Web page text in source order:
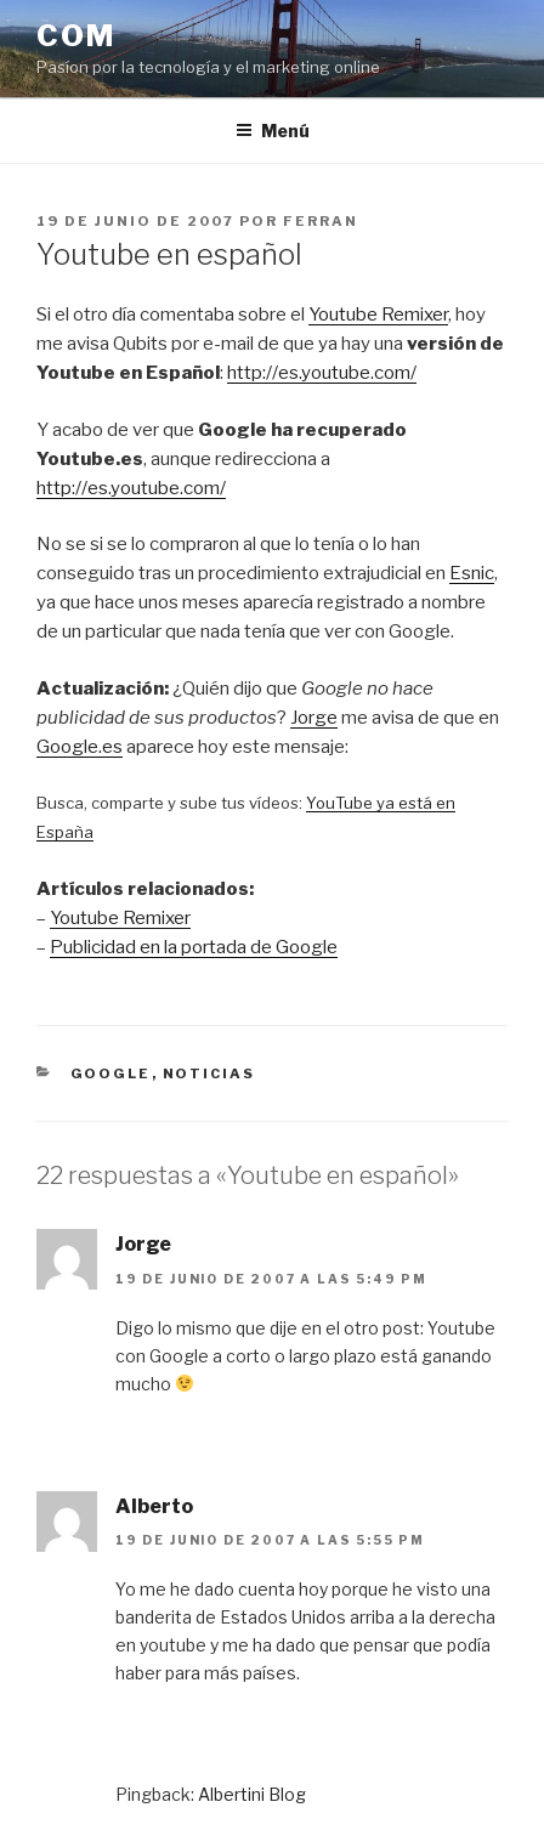
al
contenido
COM
Pasíon por la tecnología y el marketing online
Menú
PUBLICADO
EL
19 DE JUNIO DE 2007 POR FERRAN
Youtube en español
Si el otro día comentaba sobre el Youtube Remixer, hoy
me avisa Qubits por e-mail de que ya hay una versión de
Youtube en Español: http://es.youtube.com/
Y acabo de ver que Google ha recuperado
Youtube.es, aunque redirecciona a
http://es.youtube.com/
No se si se lo compraron al que lo tenía o lo han
conseguido tras un procedimiento extrajudicial en Esnic,
ya que hace unos meses aparecía registrado a nombre
de un particular que nada tenía que ver con Google.
Actualización:¿Quién dijo que Google no hace
publicidad de sus productos? Jorge me avisa de que en
Google.es aparece hoy este mensaje:
Busca, comparte y sube tus vídeos: YouTube ya está en
España
Artículos relacionados:
– Youtube Remixer
– Publicidad en la portada de Google
CATEGORÍAS
GOOGLE , NOTICIAS
22 respuestas a «Youtube en español»
Jorge
19 DE JUNIO DE 2007 A LAS 5:49 PM
Digo lo mismo que dije en el otro post: Youtube
con Google a corto o largo plazo está ganando
mucho
Alberto
19 DE JUNIO DE 2007 A LAS 5:55 PM
Yo me he dado cuenta hoy porque he visto una
banderita de Estados Unidos arriba a la derecha
en youtube y me ha dado que pensar que podía
haber para más países.
Pingback: Albertini Blog